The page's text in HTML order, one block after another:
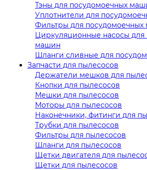
Тэны для посудомоечных
Уплотнители для
Фильтры для
Циркуляционные насосы для
машин
Шланги сливные для
Запчасти для пылесосов
Держатели мешков для
Кнопки для пылесосов
Мешки для пылесосов
Моторы для пылесосов
Наконечники, фитинги для
Трубки для пылесосов
Фильтры для пылесосов
Шланги для пылесосов
Щетки двигателя для
Щетки для пылесосов